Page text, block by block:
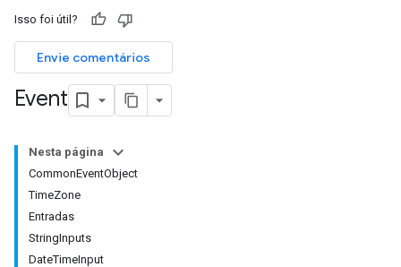
Isso foi útil?
Envie comentários
Event
Nesta página
CommonEventObject
TimeZone
Entradas
StringInputs
DateTimeInput